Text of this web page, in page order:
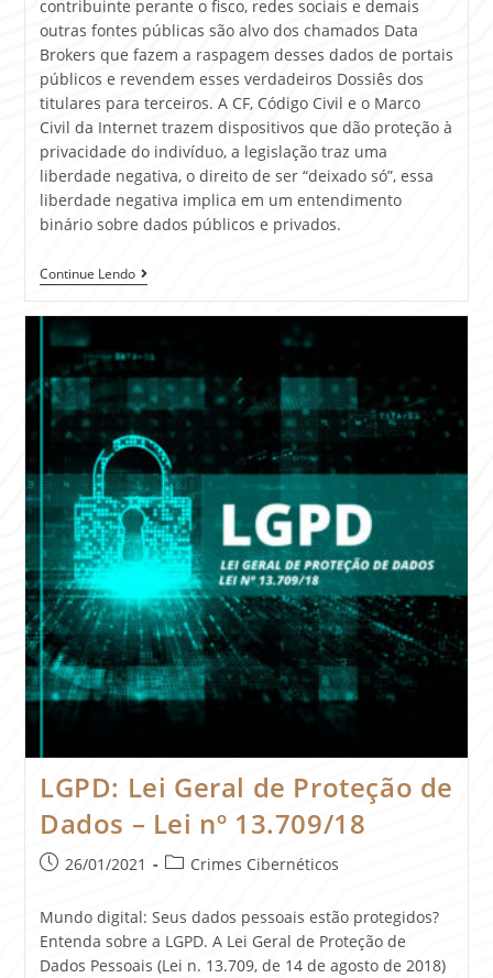
contribuinte perante o fisco, redes sociais e demais
outras fontes públicas são alvo dos chamados Data
Brokers que fazem a raspagem desses dados de portais
públicos e revendem esses verdadeiros Dossiês dos
titulares para terceiros. A CF, Código Civil e o Marco
Civil da Internet trazem dispositivos que dão proteção à
privacidade do indivíduo, a legislação traz uma
liberdade negativa, o direito de ser “deixado só”, essa
liberdade negativa implica em um entendimento
binário sobre dados públicos e privados.
Continue Lendo
LGPD: Lei Geral de Proteção de
Dados – Lei nº 13.709/18
26/01/2021 Crimes Cibernéticos
Mundo digital: Seus dados pessoais estão protegidos?
Entenda sobre a LGPD. A Lei Geral de Proteção de
Dados Pessoais (Lei n. 13.709, de 14 de agosto de 2018)